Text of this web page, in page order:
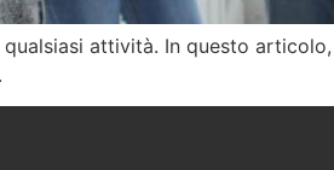
attività. In questo